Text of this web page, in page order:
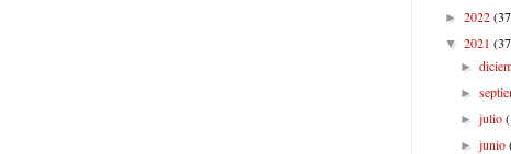
► 2022
▼ 2021
►
►
►julio
►junio